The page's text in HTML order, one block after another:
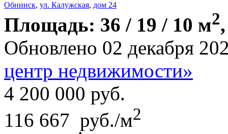
Обнинск, ул. Калужская, дом 24
Площадь: 36 / 19 / 10 м2
Обновлено 02 декабря
центр недвижимости»
4 200 000 руб.
116 667 руб./м2